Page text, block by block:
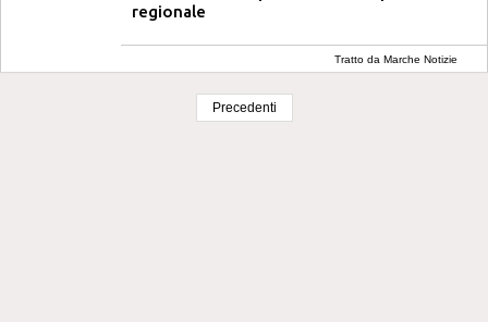
regionale
Tratto da Marche Notizie
Precedenti